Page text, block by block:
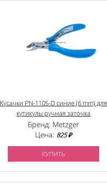
Кусачки PN-1105-D синие (6 mm) для
кутикулы ручная заточка
Бренд: Metzger
Цена: 825 ₽
КУПИТЬ